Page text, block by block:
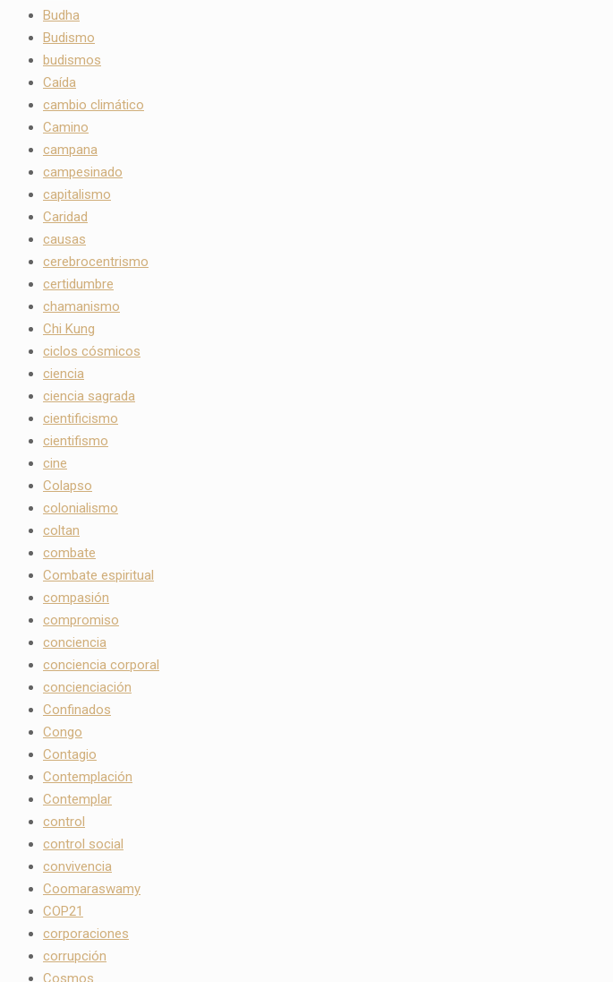
Budha
Budismo
budismos
Caída
cambio climático
Camino
campana
campesinado
capitalismo
Caridad
causas
cerebrocentrismo
certidumbre
chamanismo
Chi Kung
ciclos cósmicos
ciencia
ciencia sagrada
cientificismo
cientifismo
cine
Colapso
colonialismo
coltan
combate
Combate espiritual
compasión
compromiso
conciencia
conciencia corporal
concienciación
Confinados
Congo
Contagio
Contemplación
Contemplar
control
control social
convivencia
Coomaraswamy
COP21
corporaciones
corrupción
Cosmos